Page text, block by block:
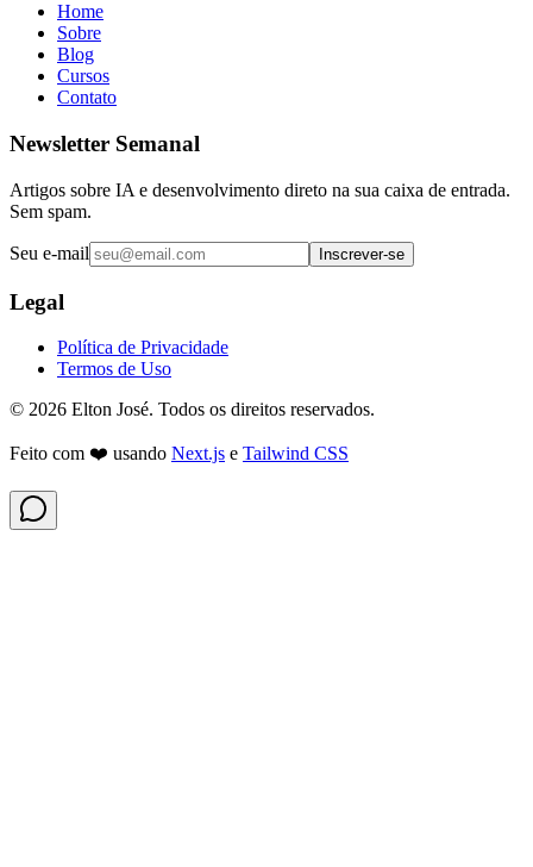
Home
Sobre
Blog
Cursos
Contato
Newsletter Semanal
Artigos sobre IA e desenvolvimento direto na sua caixa de entrada.
Sem spam.
Seu e-mail Inscrever-se
Legal
Política de Privacidade
Termos de Uso
© 2026 Elton José. Todos os direitos reservados.
Feito com ❤️ usando Next.js e Tailwind CSS